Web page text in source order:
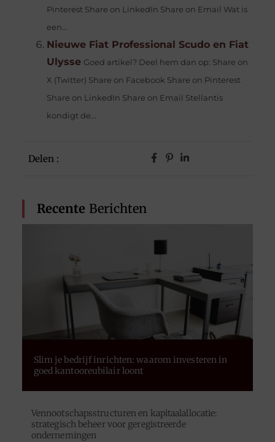
Delen :
Recente Berichten
Slim je bedrijf inrichten: waarom investeren in
goed kantooreubilair loont
Vennootschapsstructuren en kapitaalallocatie:
strategisch beheer voor geregistreerde
ondernemingen
Pinterest Share on LinkedIn Share on Email Wat is
een...
Nieuwe Fiat Professional Scudo en Fiat
Ulysse Goed artikel? Deel hem dan op: Share on
X (Twitter) Share on Facebook Share on Pinterest
Share on LinkedIn Share on Email Stellantis
kondigt de...